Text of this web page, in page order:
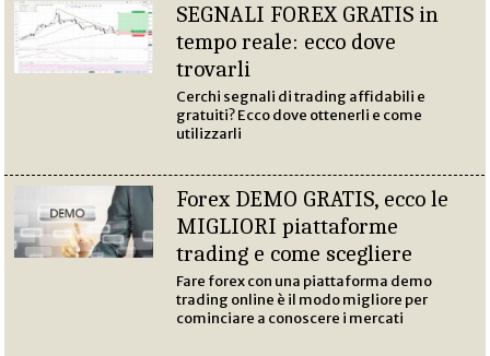
SEGNALI FOREX GRATIS in
tempo reale: ecco dove
trovarli
Cerchi segnali di trading affidabili e
gratuiti? Ecco dove ottenerli e come
utilizzarli
Forex DEMO GRATIS, ecco le
MIGLIORI piattaforme
trading e come scegliere
Fare forex con una piattaforma demo
trading online è il modo migliore per
cominciare a conoscere i mercati